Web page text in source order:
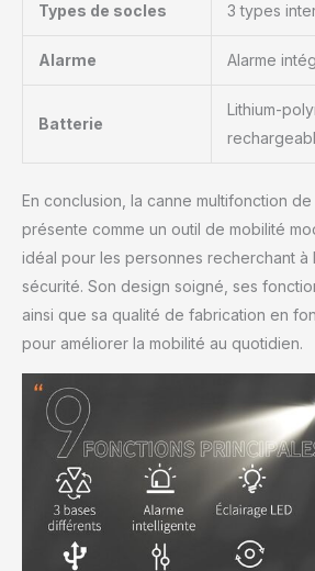
cryptés
stabilité de
de la base
chocs
douceur
protégeant
et leurs
[Pieds
TPR, prise
des pieds
en
bonne
l'usure,
la canne est
stable et
des pneus
Types de socles 3 types
Alarme Alarme
Batterie
Lithium-
En conclusion, la canne multifonction
présente comme un outil de mobilité
idéal pour les personnes recherchant
sécurité. Son design soigné, ses
ainsi que sa qualité de fabrication en
pour améliorer la mobilité au quotidien.